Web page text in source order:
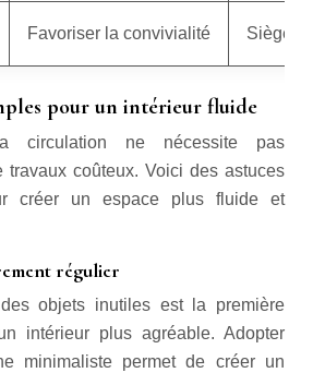
Favoriser la convivialité Sièges
pour un intérieur fluide
circulation ne nécessite pas
travaux coûteux. Voici des astuces
créer un espace plus fluide et
régulier
objets inutiles est la première
intérieur plus agréable. Adopter
minimaliste permet de créer un